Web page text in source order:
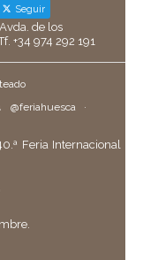
Seguir
de los
+34 974 292 191
@feriahuesca
·
Feria Internacional